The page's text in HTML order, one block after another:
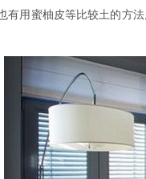
有用蜜柚皮等比较土的方